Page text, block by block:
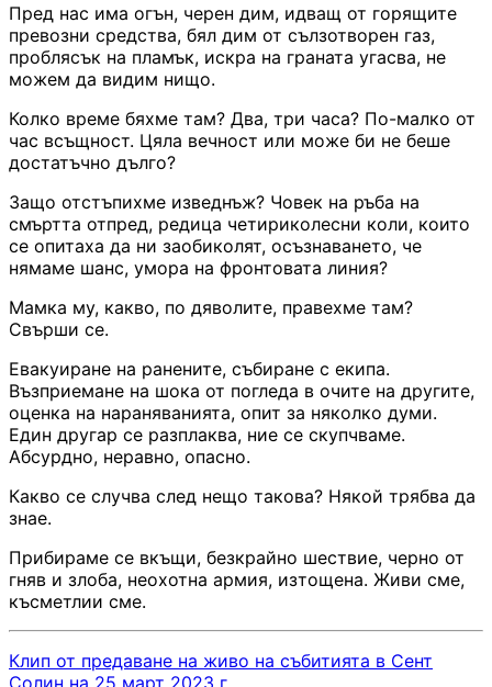
Пред нас има огън, черен дим, идващ от горящите
превозни средства, бял дим от сълзотворен газ,
проблясък на пламък, искра на граната угасва, не
можем да видим нищо.
Колко време бяхме там? Два, три часа? По-малко от
час всъщност. Цяла вечност или може би не беше
достатъчно дълго?
Защо отстъпихме изведнъж? Човек на ръба на
смъртта отпред, редица четириколесни коли, които
се опитаха да ни заобиколят, осъзнаването, че
нямаме шанс, умора на фронтовата линия?
Мамка му, какво, по дяволите, правехме там?
Свърши се.
Евакуиране на ранените, събиране с екипа.
Възприемане на шока от погледа в очите на другите,
оценка на нараняванията, опит за няколко думи.
Един другар се разплаква, ние се скупчваме.
Абсурдно, неравно, опасно.
Какво се случва след нещо такова? Някой трябва да
знае.
Прибираме се вкъщи, безкрайно шествие, черно от
гняв и злоба, неохотна армия, изтощена. Живи сме,
късметлии сме.
Клип от предаване на живо на събитията в Сент
Солин на 25 март 2023 г.